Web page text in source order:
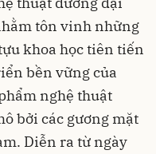
tôn vinh những
khoa học tiên tiến
bền vững của
nghệ thuật
bởi các gương mặt
Diễn ra từ ngày